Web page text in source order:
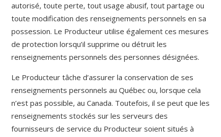
autorisé, toute perte, tout usage abusif, tout partage ou
toute modification des renseignements personnels en sa
possession. Le Producteur utilise également ces mesures
de protection lorsqu’il supprime ou détruit les
renseignements personnels des personnes désignées.
Le Producteur tâche d’assurer la conservation de ses
renseignements personnels au Québec ou, lorsque cela
n’est pas possible, au Canada. Toutefois, il se peut que les
renseignements stockés sur les serveurs des
fournisseurs de service du Producteur soient situés à